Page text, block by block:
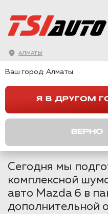
АЛМАТЫ
ШУМОИЗОЛЯЦИЯ MAZDA
MAZDA 6
Сегодня мы
комплексной
авто Mazda 6 в
дополнительной
Ваш город: Алматы
Я В ДРУГОМ
ВЕРНО